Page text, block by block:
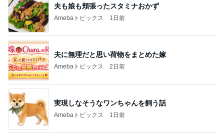
夫も娘も頬張ったスタミナおかず
Amebaトピックス 1日前
夫に無理だと思い荷物をまとめた嫁
Amebaトピックス 2日前
実現しなそうなワンちゃんを飼う話
Amebaトピックス 1日前